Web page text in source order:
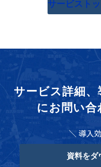
サービスト
サービス詳細
にお問い合
＼ 導入
資料をダ